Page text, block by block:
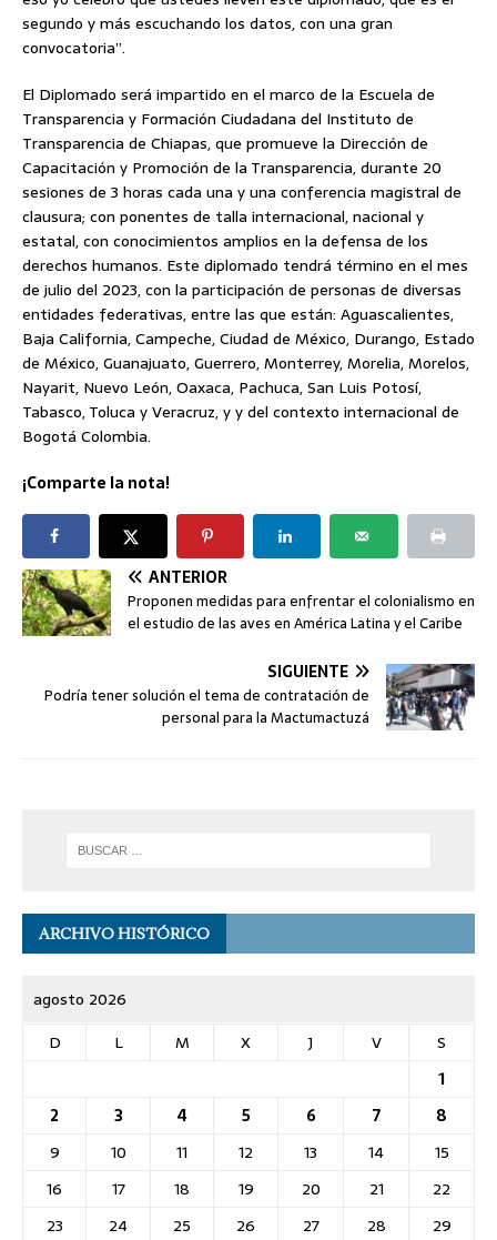
segundo y más escuchando los datos, con una gran
convocatoria”.
El Diplomado será impartido en el marco de la Escuela de
Transparencia y Formación Ciudadana del Instituto de
Transparencia de Chiapas, que promueve la Dirección de
Capacitación y Promoción de la Transparencia, durante 20
sesiones de 3 horas cada una y una conferencia magistral de
clausura; con ponentes de talla internacional, nacional y
estatal, con conocimientos amplios en la defensa de los
derechos humanos. Este diplomado tendrá término en el mes
de julio del 2023, con la participación de personas de diversas
entidades federativas, entre las que están: Aguascalientes,
Baja California, Campeche, Ciudad de México, Durango, Estado
de México, Guanajuato, Guerrero, Monterrey, Morelia, Morelos,
Nayarit, Nuevo León, Oaxaca, Pachuca, San Luis Potosí,
Tabasco, Toluca y Veracruz, y y del contexto internacional de
Bogotá Colombia.
¡Comparte la nota!
ANTERIOR
Proponen medidas para enfrentar el colonialismo en
el estudio de las aves en América Latina y el Caribe
SIGUIENTE
Podría tener solución el tema de contratación de
personal para la Mactumactuzá
ARCHIVO HISTÓRICO
agosto 2026
D
L M X J V
S
1
2
3 4 5 6 7
8
9
10 11 12 13 14
15
16
17 18 19 20 21
22
23
24 25 26 27 28
29